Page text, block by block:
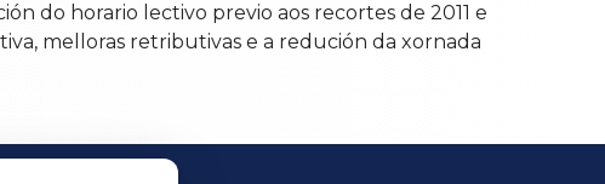
do horario lectivo previo aos recortes de 2011 e
melloras retributivas e a redución da xornada